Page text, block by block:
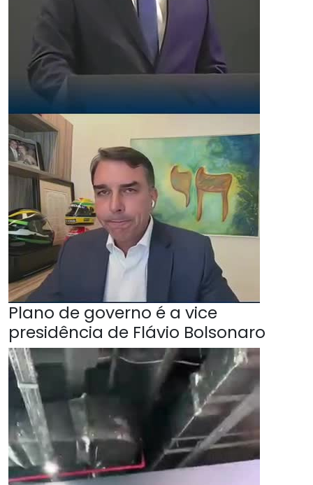
Plano de governo é a vice
presidência de Flávio Bolsonaro